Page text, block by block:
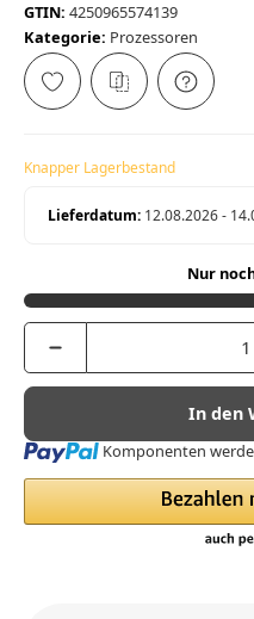
GTIN: 4250965574139
Kategorie: Prozessoren
Knapper Lagerbestand
Lieferdatum: 12.08.2026 -
Nur
In den
Loading... Komponenten